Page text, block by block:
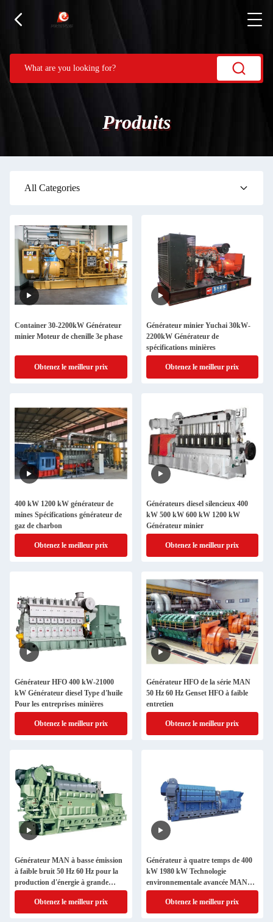
Produits
All Categories
Container 30-2200kW Générateur
minier Moteur de chenille 3e phase
Obtenez le meilleur prix
Générateur minier Yuchai 30kW-
2200kW Générateur de
spécifications minières
Obtenez le meilleur prix
400 kW 1200 kW générateur de
mines Spécifications générateur de
gaz de charbon
Obtenez le meilleur prix
Générateurs diesel silencieux 400
kW 500 kW 600 kW 1200 kW
Générateur minier
Obtenez le meilleur prix
Générateur HFO 400 kW-21000
kW Générateur diesel Type d'huile
Pour les entreprises minières
Obtenez le meilleur prix
Générateur HFO de la série MAN
50 Hz 60 Hz Genset HFO à faible
entretien
Obtenez le meilleur prix
Générateur MAN à basse émission
à faible bruit 50 Hz 60 Hz pour la
production d'énergie à grande
échelle
Obtenez le meilleur prix
Générateur à quatre temps de 400
kW 1980 kW Technologie
environnementale avancée MAN
Genset
Obtenez le meilleur prix